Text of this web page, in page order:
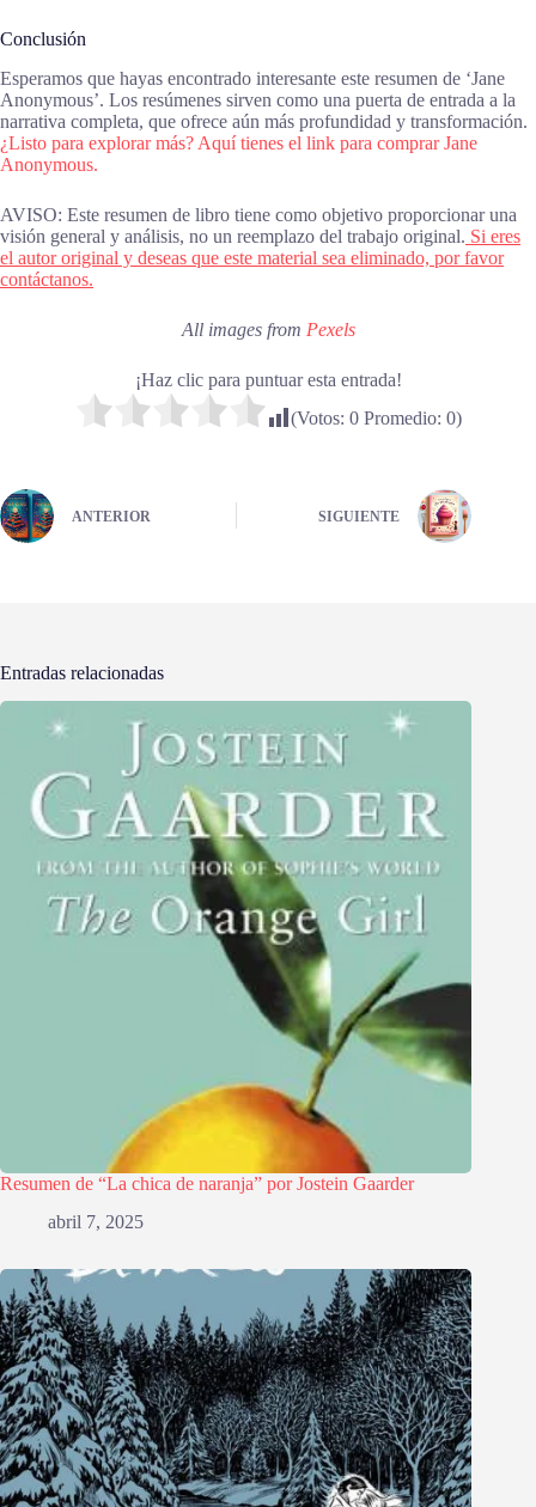
Conclusión
Esperamos que hayas encontrado interesante este resumen de ‘Jane
Anonymous’. Los resúmenes sirven como una puerta de entrada a la
narrativa completa, que ofrece aún más profundidad y transformación.
¿Listo para explorar más? Aquí tienes el link para comprar Jane
Anonymous.
AVISO: Este resumen de libro tiene como objetivo proporcionar una
visión general y análisis, no un reemplazo del trabajo original. Si eres
el autor original y deseas que este material sea eliminado, por favor
contáctanos.
All images from Pexels
¡Haz clic para puntuar esta entrada!
(Votos: 0Promedio: 0)
ANTERIOR SIGUIENTE
Entradas relacionadas
Resumen de “La chica de naranja” por Jostein Gaarder
abril 7, 2025